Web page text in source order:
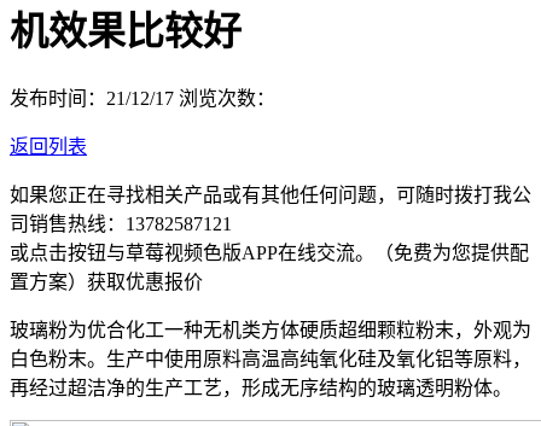
机效果比较好
发布时间：21/12/17 浏览次数：
返回列表
如果您正在寻找相关产品或有其他任何问题，可随时拨打我公
司销售热线： 13782587121
或点击按钮与草莓视频色版APP在线交流。（免费为您提供配
置方案） 获取优惠报价
玻璃粉为优合化工一种无机类方体硬质超细颗粒粉末，外观为
白色粉末。生产中使用原料高温高纯氧化硅及氧化铝等原料，
再经过超洁净的生产工艺，形成无序结构的玻璃透明粉体。